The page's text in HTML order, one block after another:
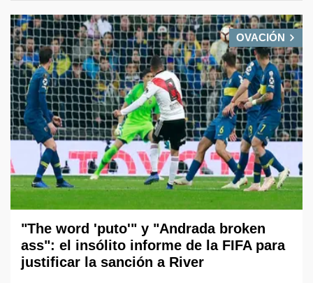
OVACIÓN
"The word 'puto'" y "Andrada broken
ass": el insólito informe de la FIFA para
justificar la sanción a River